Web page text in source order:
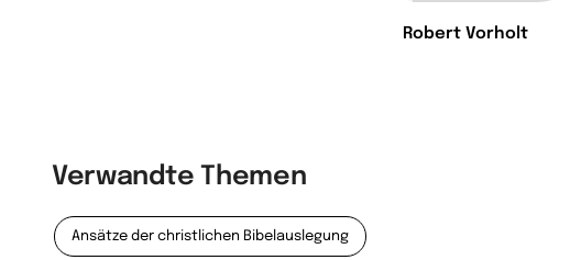
Robert Vorholt
Verwandte Themen
Ansätze der christlichen Bibelauslegung